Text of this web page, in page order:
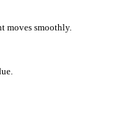
moves smoothly.